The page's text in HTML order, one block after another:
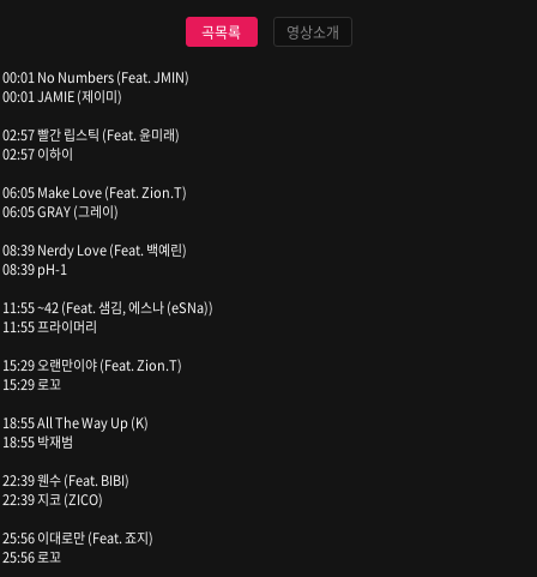
곡목록 영상소개
00:01 No Numbers (Feat. JMIN)
00:01 JAMIE (제이미)
02:57 빨간 립스틱 (Feat. 윤미래)
02:57 이하이
06:05 Make Love (Feat. Zion.T)
06:05 GRAY (그레이)
08:39 Nerdy Love (Feat. 백예린)
08:39 pH-1
11:55 ~42 (Feat. 샘김, 에스나 (eSNa))
11:55 프라이머리
15:29 오랜만이야 (Feat. Zion.T)
15:29 로꼬
18:55 All The Way Up (K)
18:55 박재범
22:39 웬수 (Feat. BIBI)
22:39 지코 (ZICO)
25:56 이대로만 (Feat. 죠지)
25:56 로꼬